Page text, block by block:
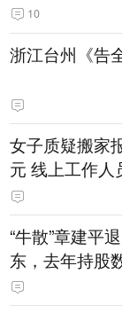
10
浙江台州《告
女子质疑搬家
元 线上工作人
价”
“牛散”章建平
东，去年持股
已套现走人